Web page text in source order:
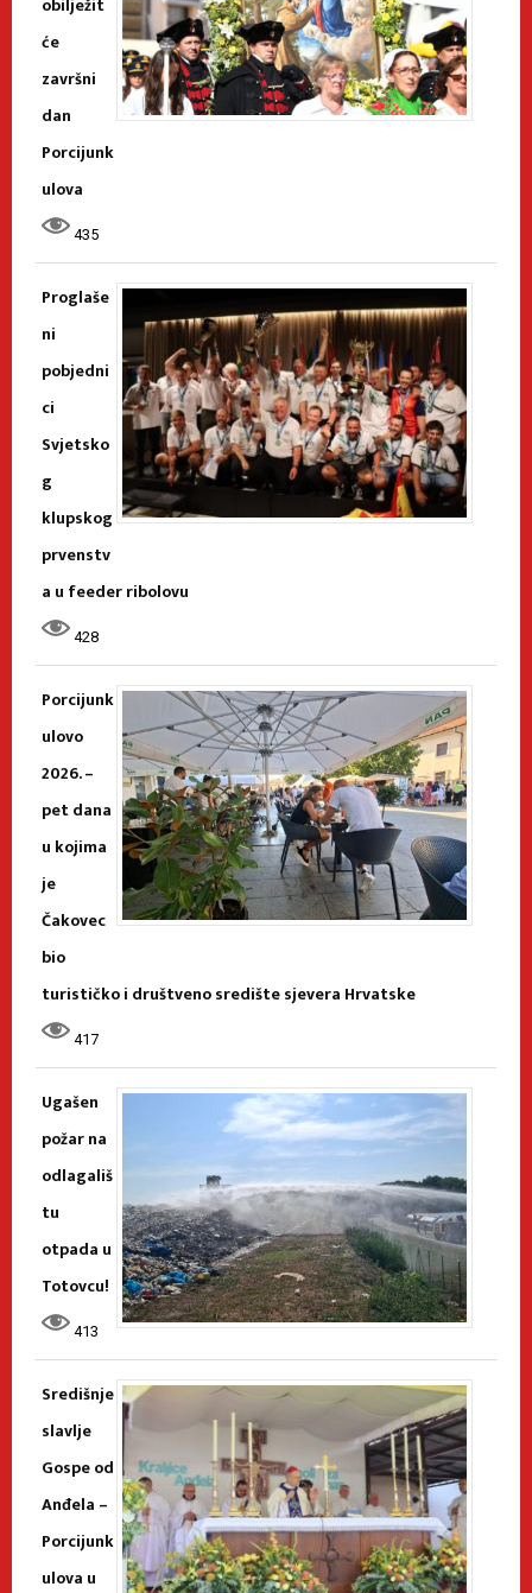
će
završni
dan
Porcijunk
ulova
435
Proglaše
ni
pobjedni
ci
Svjetsko
g
klupskog
prvenstv
a u feeder ribolovu
428
Porcijunk
ulovo
2026. –
pet dana
u kojima
je
Čakovec
bio
turističko i društveno središte sjevera Hrvatske
417
Ugašen
požar na
odlagališ
tu
otpada u
Totovcu!
413
Središnje
slavlje
Gospe od
Anđela –
Porcijunk
ulova u